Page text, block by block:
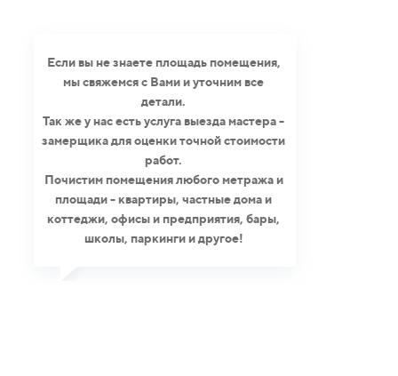
Если вы не знаете площадь помещения,
мы свяжемся с Вами и уточним все
детали.
Так же у нас есть услуга выезда мастера -
замерщика для оценки точной стоимости
работ.
Почистим помещения любого метража и
площади - квартиры, частные дома и
коттеджи, офисы и предприятия, бары,
школы, паркинги и другое!